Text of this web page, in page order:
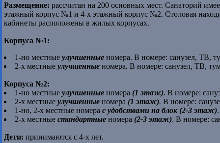
Размещение: рассчитан на 200 основных мест. Санаторий
этажный корпус №1 и 4-х этажный корпус №2. Столовая
кабинеты расположены в жилых корпусах.
Корпуса №1:
1-но местные улучшенные номера. В номере: санузел, ТВ,
2-х местные улучшенные номера. В номере: санузел, ТВ,
Корпуса №2:
1-но местные улучшенные номера (1 этаж). В номере:
2-х местные улучшенные номера (1 этаж). В номере:
1-но, 2-х местные номера с удобствами на блок (2-3 этаж)
2-х местные стандартные номера (2-3 этаж). В номере:
Дети: принимаются с 4-х лет.